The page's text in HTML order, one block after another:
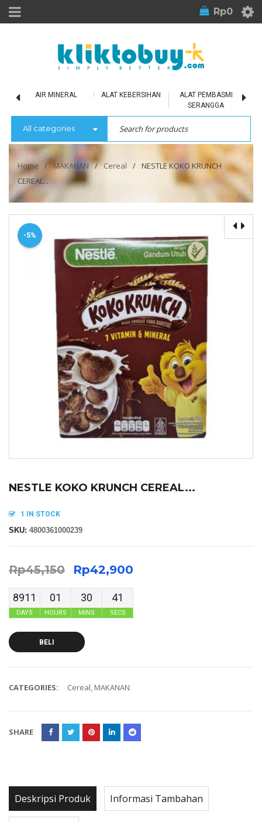
Rp0
AIR MINERAL ALAT KEBERSIHAN
ALAT PEMBASMI
SERANGGA
All categories
Home / MAKANAN / Cereal / NESTLE KOKO KRUNCH
CEREAL...
-5%
NESTLE KOKO KRUNCH CEREAL...
1 IN STOCK
SKU: 4800361000239
Rp45,150 Rp42,900
8911
DAYS
01
HOURS
30
MINS
41
SECS
BELI
CATEGORIES: Cereal, MAKANAN
SHARE
Deskripsi Produk Informasi Tambahan